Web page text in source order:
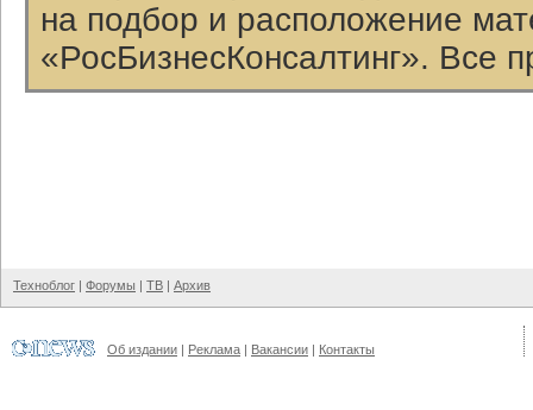
на подбор и расположение
«РосБизнесКонсалтинг». Все
Техноблог | Форумы | ТВ | Архив
Об издании | Реклама | Вакансии | Контакты